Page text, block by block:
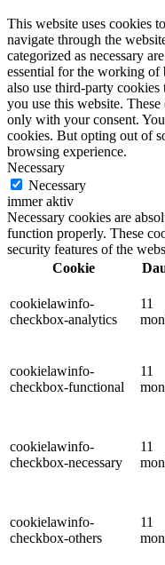
This website uses cookies
navigate through the
categorized as necessary
essential for the working of
also use third-party
you use this website.
only with your consent.
cookies. But opting out of
browsing experience.
Necessary
Necessary
immer aktiv
Necessary cookies are
function properly. These
security features of the
Cookie
cookielawinfo-
checkbox-analytics
11
cookielawinfo-
checkbox-functional
11
cookielawinfo-
checkbox-necessary
11
cookielawinfo-
checkbox-others
11